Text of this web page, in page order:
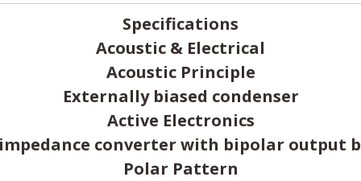
Specifications
Acoustic & Electrical
Acoustic Principle
Externally biased condenser
Active Electronics
impedance converter with bipolar output
Polar Pattern